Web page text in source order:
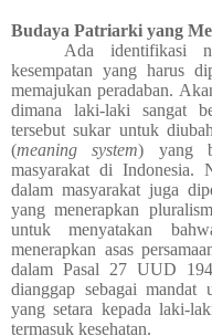
Budaya Patriarki yang
Ada identifikasi
kesempatan yang harus
memajukan peradaban.
dimana laki-laki sangat
tersebut sukar untuk
(meaning system) yang
masyarakat di Indonesia.
dalam masyarakat juga
yang menerapkan
untuk menyatakan
menerapkan asas
dalam Pasal 27 UUD
dianggap sebagai mandat
yang setara kepada laki-
termasuk kesehatan.